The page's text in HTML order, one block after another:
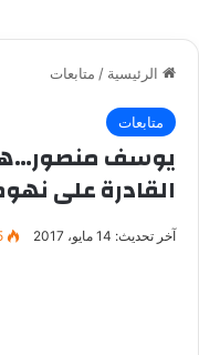
الرئيسية / متابعات
متابعات
يوسف
القادرة على
آخر تحديث: 14 مايو، 2017